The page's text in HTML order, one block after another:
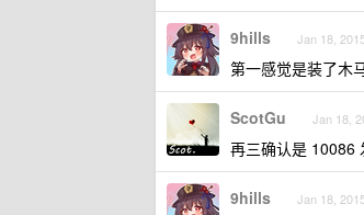
9hills Jan 18,
第一感觉是装了木
ScotGu Jan 18,
再三确认是 10086
9hills Jan 18,